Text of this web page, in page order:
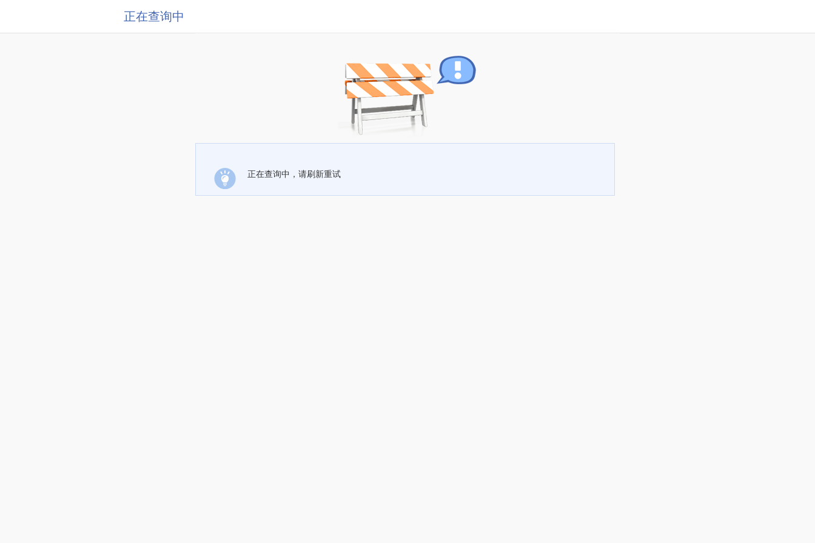
正在查询中
正在查询中，请刷新重试